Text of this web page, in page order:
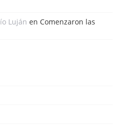
Luján en Comenzaron las